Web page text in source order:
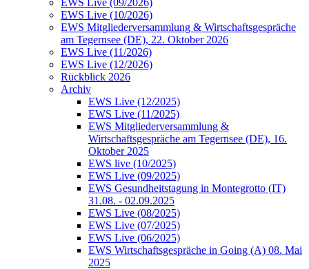
EWS Live (09/2026)
EWS Live (10/2026)
EWS Mitgliederversammlung & Wirtschaftsgespräche
am Tegernsee (DE), 22. Oktober 2026
EWS Live (11/2026)
EWS Live (12/2026)
Rückblick 2026
Archiv
EWS Live (12/2025)
EWS Live (11/2025)
EWS Mitgliederversammlung &
Wirtschaftsgespräche am Tegernsee (DE), 16.
Oktober 2025
EWS live (10/2025)
EWS Live (09/2025)
EWS Gesundheitstagung in Montegrotto (IT)
31.08. - 02.09.2025
EWS Live (08/2025)
EWS Live (07/2025)
EWS Live (06/2025)
EWS Wirtschaftsgespräche in Going (A) 08. Mai
2025